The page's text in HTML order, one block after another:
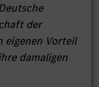
der
eigenen Vorteil
damaligen